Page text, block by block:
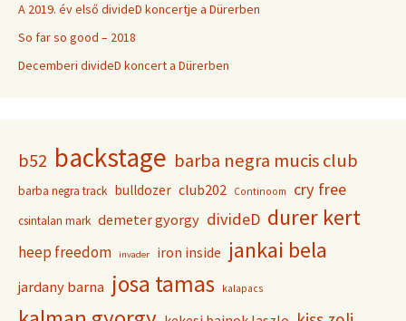
A 2019. év első divideD koncertje a Dürerben
So far so good – 2018
Decemberi divideD koncert a Dürerben
b52 backstage barba negra mucis club
barba negra track bulldozer club202 Continoom cry free
csintalan mark demeter gyorgy divideD durer kert
heep freedom invader iron inside jankai bela
jardany barna josa tamas kalapacs